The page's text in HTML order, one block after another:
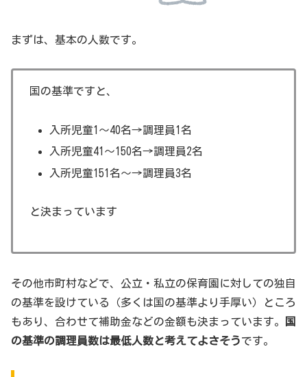
まずは、基本の人数です。
国の基準ですと、
入所児童1～40名→調理員1名
入所児童41～150名→調理員2名
入所児童151名～→調理員3名
と決まっています
その他市町村などで、公立・私立の保育園に対しての独自
の基準を設けている（多くは国の基準より手厚い）ところ
もあり、合わせて補助金などの金額も決まっています。
国
の基準の調理員数は最低人数と考えてよさそうです。